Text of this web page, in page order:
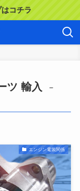
コチラ
ツ 輸入
–
エンジン電装関係